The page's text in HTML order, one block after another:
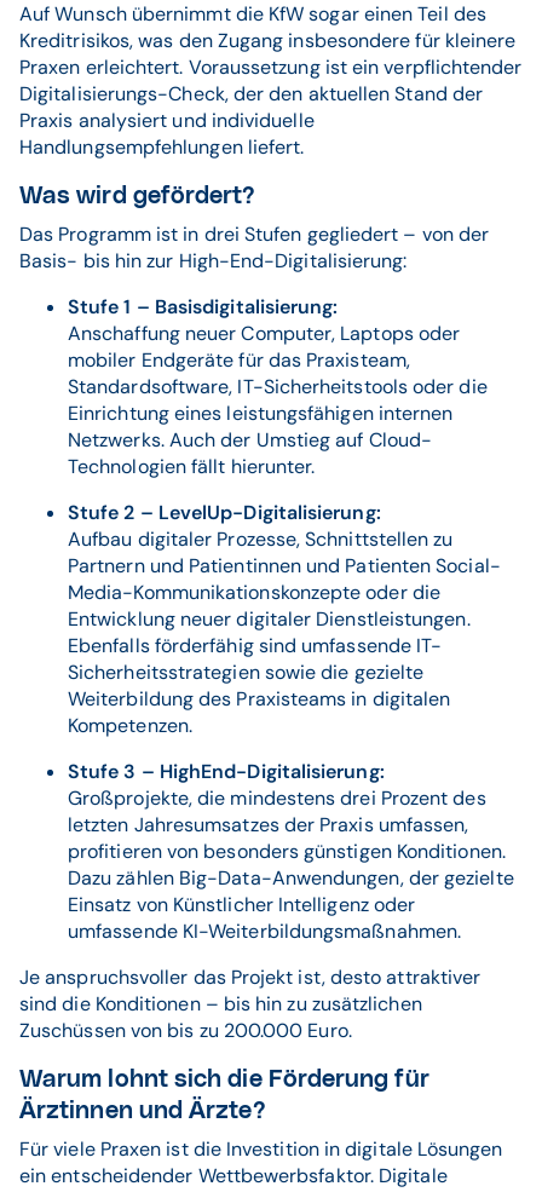
Auf Wunsch übernimmt die KfW sogar einen Teil des
Kreditrisikos, was den Zugang insbesondere für kleinere
Praxen erleichtert. Voraussetzung ist ein verpflichtender
Digitalisierungs-Check, der den aktuellen Stand der
Praxis analysiert und individuelle
Handlungsempfehlungen liefert.
Was wird gefördert?
Das Programm ist in drei Stufen gegliedert – von der
Basis- bis hin zur High-End-Digitalisierung:
Stufe 1 – Basisdigitalisierung:
Anschaffung neuer Computer, Laptops oder
mobiler Endgeräte für das Praxisteam,
Standardsoftware, IT-Sicherheitstools oder die
Einrichtung eines leistungsfähigen internen
Netzwerks. Auch der Umstieg auf Cloud-
Technologien fällt hierunter.
Stufe 2 – LevelUp-Digitalisierung:
Aufbau digitaler Prozesse, Schnittstellen zu
Partnern und Patientinnen und Patienten Social-
Media-Kommunikationskonzepte oder die
Entwicklung neuer digitaler Dienstleistungen.
Ebenfalls förderfähig sind umfassende IT-
Sicherheitsstrategien sowie die gezielte
Weiterbildung des Praxisteams in digitalen
Kompetenzen.
Stufe 3 – HighEnd-Digitalisierung:
Großprojekte, die mindestens drei Prozent des
letzten Jahresumsatzes der Praxis umfassen,
profitieren von besonders günstigen Konditionen.
Dazu zählen Big-Data-Anwendungen, der gezielte
Einsatz von Künstlicher Intelligenz oder
umfassende KI-Weiterbildungsmaßnahmen.
Je anspruchsvoller das Projekt ist, desto attraktiver
sind die Konditionen – bis hin zu zusätzlichen
Zuschüssen von bis zu 200.000 Euro.
Warum lohnt sich die Förderung für
Ärztinnen und Ärzte?
Für viele Praxen ist die Investition in digitale Lösungen
ein entscheidender Wettbewerbsfaktor. Digitale